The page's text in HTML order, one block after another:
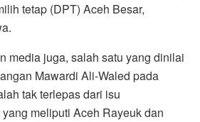
tetap (DPT) Aceh Besar,
media juga, salah satu yang dinilai
Mawardi Ali-Waled pada
tak terlepas dari isu
meliputi Aceh Rayeuk dan